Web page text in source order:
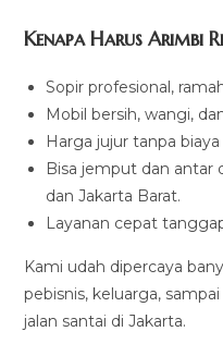
Kenapa Harus Arimbi
Sopir profesional,
Mobil bersih, wangi,
Harga jujur tanpa
Bisa jemput dan antar
dan Jakarta Barat.
Layanan cepat
Kami udah dipercaya
pebisnis, keluarga,
jalan santai di Jakarta.